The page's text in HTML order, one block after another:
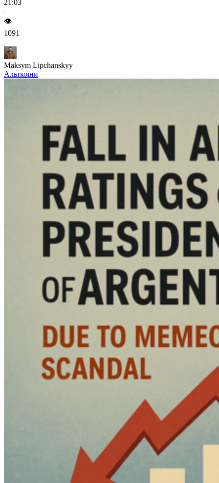
21:03
👁️
1091
Maksym Lipchanskyy
Альткоїни